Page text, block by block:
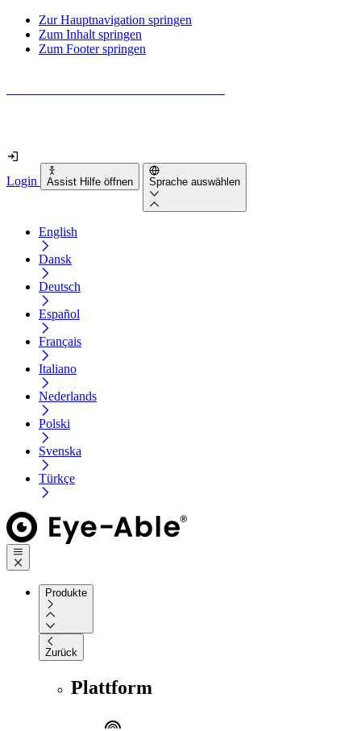
Zur Hauptnavigation springen
Zum Inhalt springen
Zum Footer springen
Login Assist Hilfe öffnen Sprache auswählen
English
Dansk
Deutsch
Español
Français
Italiano
Nederlands
Polski
Svenska
Türkçe
Produkte
Zurück
Plattform